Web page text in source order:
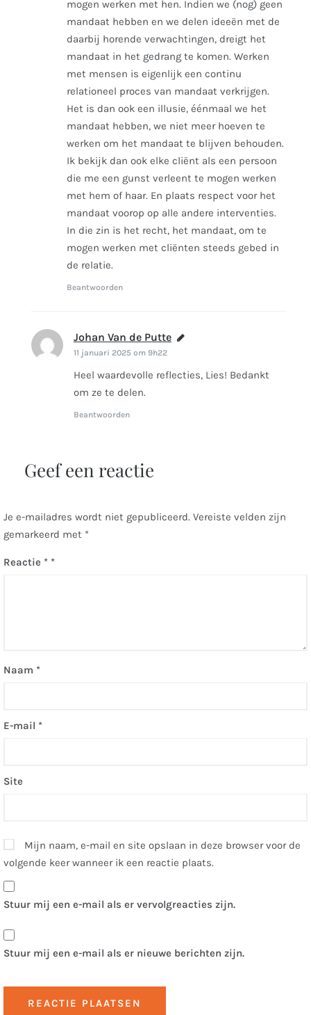
mogen werken met hen. Indien we (nog) geen
mandaat hebben en we delen ideeën met de
daarbij horende verwachtingen, dreigt het
mandaat in het gedrang te komen. Werken
met mensen is eigenlijk een continu
relationeel proces van mandaat verkrijgen.
Het is dan ook een illusie, éénmaal we het
mandaat hebben, we niet meer hoeven te
werken om het mandaat te blijven behouden.
Ik bekijk dan ook elke cliënt als een persoon
die me een gunst verleent te mogen werken
met hem of haar. En plaats respect voor het
mandaat voorop op alle andere interventies.
In die zin is het recht, het mandaat, om te
mogen werken met cliënten steeds gebed in
de relatie.
Beantwoorden
Johan Van de Putte schreef:
11 januari 2025 om 9h22
Heel waardevolle reflecties, Lies! Bedankt
om ze te delen.
Beantwoorden
Geef een reactie
Je e-mailadres wordt niet gepubliceerd. Vereiste velden zijn
gemarkeerd met *
Reactie *
Naam *
E-mail *
Site
Mijn naam, e-mail en site opslaan in deze browser voor de
volgende keer wanneer ik een reactie plaats.
Stuur mij een e-mail als er vervolgreacties zijn.
Stuur mij een e-mail als er nieuwe berichten zijn.